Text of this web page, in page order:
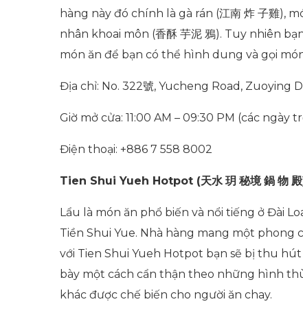
hàng này đó chính là gà rán (江南 炸 子雞),
nhân khoai môn (香酥 芋泥 鴉). Tuy nhiên
món ăn để bạn có thể hình dung và gọi
Địa chỉ: No. 322號, Yucheng Road, Zuoying
Giờ mở cửa: 11:00 AM – 09:30 PM (các ngày
Điện thoại: +886 7 558 8002
Tien Shui Yueh Hotpot (天水 玥 秘境 鍋 物 殿
Lẩu là món ăn phổ biến và nổi tiếng ở Đài
Tiền Shui Yue. Nhà hàng mang một
với Tien Shui Yueh Hotpot bạn sẽ bị thu
bày một cách cẩn thận theo những hình
khác được chế biến cho người ăn chay.